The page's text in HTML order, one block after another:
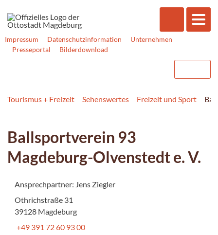
Impressum Datenschutzinformation
Unternehmen
Presseportal
Bilderdownload
Tourismus + Freizeit Sehenswertes Freizeit und Sport
Ballsportverein 93
Magdeburg-Olvenstedt e. V.
Ansprechpartner: Jens Ziegler
Othrichstraße 31
39128 Magdeburg
+49 391 72 60 93 00